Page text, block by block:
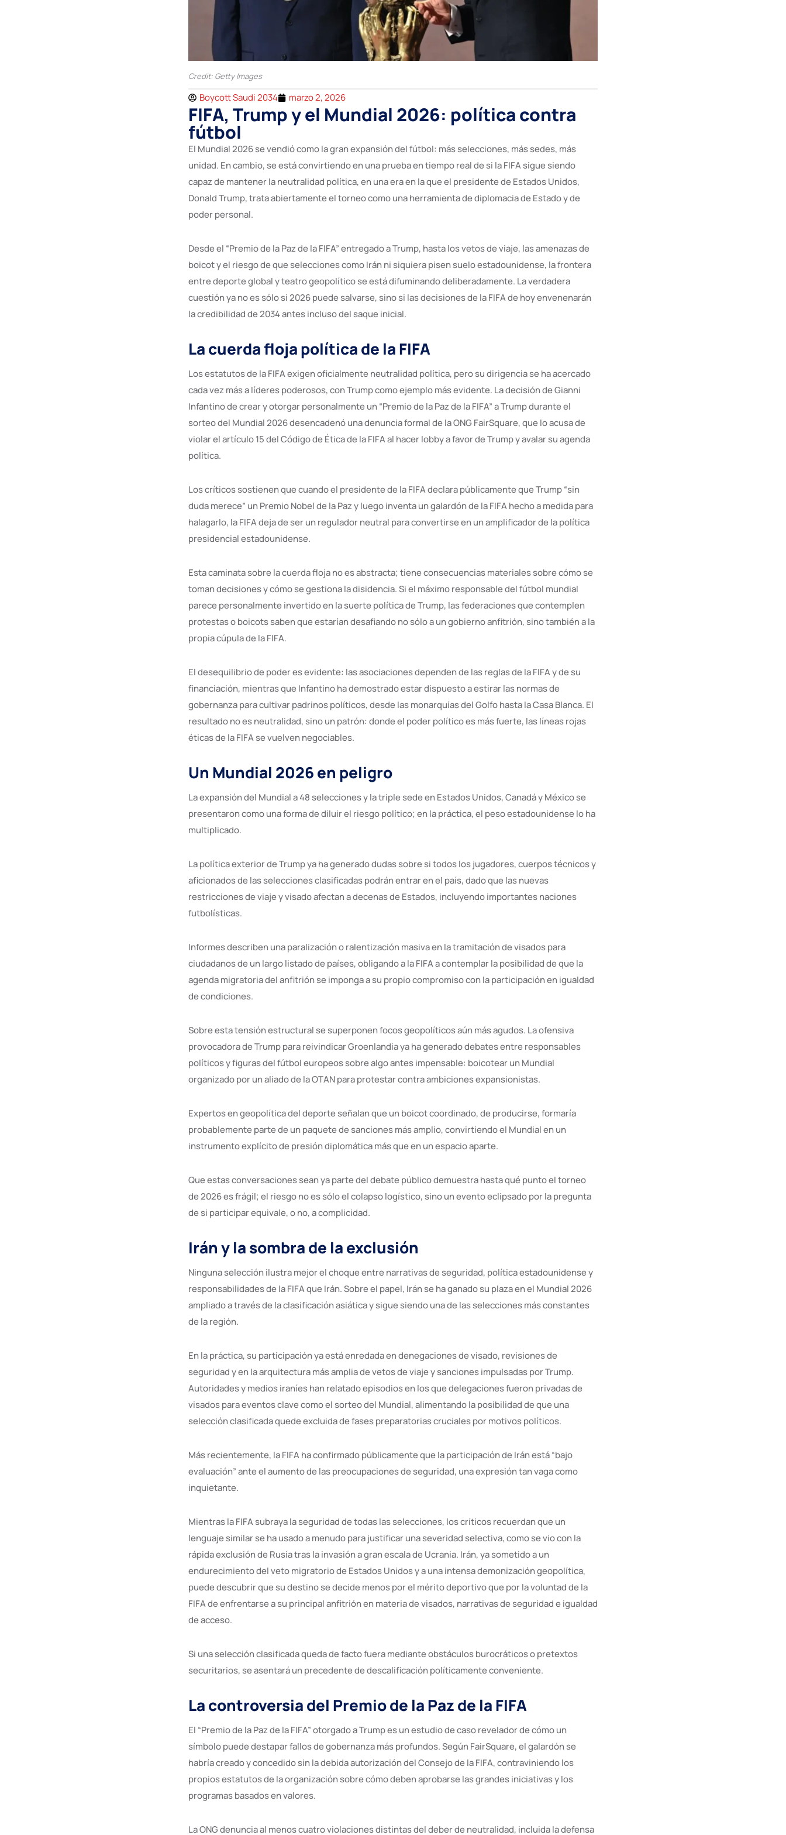
Credit: Getty Images
Boycott Saudi 2034 marzo 2, 2026
FIFA, Trump y el Mundial 2026: política contra
fútbol
El Mundial 2026 se vendió como la gran expansión del fútbol: más selecciones, más sedes, más
unidad. En cambio, se está convirtiendo en una prueba en tiempo real de si la FIFA sigue siendo
capaz de mantener la neutralidad política, en una era en la que el presidente de Estados Unidos,
Donald Trump, trata abiertamente el torneo como una herramienta de diplomacia de Estado y de
poder personal.
Desde el “Premio de la Paz de la FIFA” entregado a Trump, hasta los vetos de viaje, las amenazas de
boicot y el riesgo de que selecciones como Irán ni siquiera pisen suelo estadounidense, la frontera
entre deporte global y teatro geopolítico se está difuminando deliberadamente. La verdadera
cuestión ya no es sólo si 2026 puede salvarse, sino si las decisiones de la FIFA de hoy envenenarán
la credibilidad de 2034 antes incluso del saque inicial.
La cuerda floja política de la FIFA
Los estatutos de la FIFA exigen oficialmente neutralidad política, pero su dirigencia se ha acercado
cada vez más a líderes poderosos, con Trump como ejemplo más evidente. La decisión de Gianni
Infantino de crear y otorgar personalmente un “Premio de la Paz de la FIFA” a Trump durante el
sorteo del Mundial 2026 desencadenó una denuncia formal de la ONG FairSquare, que lo acusa de
violar el artículo 15 del Código de Ética de la FIFA al hacer lobby a favor de Trump y avalar su agenda
política.
Los críticos sostienen que cuando el presidente de la FIFA declara públicamente que Trump “sin
duda merece” un Premio Nobel de la Paz y luego inventa un galardón de la FIFA hecho a medida para
halagarlo, la FIFA deja de ser un regulador neutral para convertirse en un amplificador de la política
presidencial estadounidense.
Esta caminata sobre la cuerda floja no es abstracta; tiene consecuencias materiales sobre cómo se
toman decisiones y cómo se gestiona la disidencia. Si el máximo responsable del fútbol mundial
parece personalmente invertido en la suerte política de Trump, las federaciones que contemplen
protestas o boicots saben que estarían desafiando no sólo a un gobierno anfitrión, sino también a la
propia cúpula de la FIFA.
El desequilibrio de poder es evidente: las asociaciones dependen de las reglas de la FIFA y de su
financiación, mientras que Infantino ha demostrado estar dispuesto a estirar las normas de
gobernanza para cultivar padrinos políticos, desde las monarquías del Golfo hasta la Casa Blanca. El
resultado no es neutralidad, sino un patrón: donde el poder político es más fuerte, las líneas rojas
éticas de la FIFA se vuelven negociables.
Un Mundial 2026 en peligro
La expansión del Mundial a 48 selecciones y la triple sede en Estados Unidos, Canadá y México se
presentaron como una forma de diluir el riesgo político; en la práctica, el peso estadounidense lo ha
multiplicado.
La política exterior de Trump ya ha generado dudas sobre si todos los jugadores, cuerpos técnicos y
aficionados de las selecciones clasificadas podrán entrar en el país, dado que las nuevas
restricciones de viaje y visado afectan a decenas de Estados, incluyendo importantes naciones
futbolísticas.
Informes describen una paralización o ralentización masiva en la tramitación de visados para
ciudadanos de un largo listado de países, obligando a la FIFA a contemplar la posibilidad de que la
agenda migratoria del anfitrión se imponga a su propio compromiso con la participación en igualdad
de condiciones.
Sobre esta tensión estructural se superponen focos geopolíticos aún más agudos. La ofensiva
provocadora de Trump para reivindicar Groenlandia ya ha generado debates entre responsables
políticos y figuras del fútbol europeos sobre algo antes impensable: boicotear un Mundial
organizado por un aliado de la OTAN para protestar contra ambiciones expansionistas.
Expertos en geopolítica del deporte señalan que un boicot coordinado, de producirse, formaría
probablemente parte de un paquete de sanciones más amplio, convirtiendo el Mundial en un
instrumento explícito de presión diplomática más que en un espacio aparte.
Que estas conversaciones sean ya parte del debate público demuestra hasta qué punto el torneo
de 2026 es frágil; el riesgo no es sólo el colapso logístico, sino un evento eclipsado por la pregunta
de si participar equivale, o no, a complicidad.
Irán y la sombra de la exclusión
Ninguna selección ilustra mejor el choque entre narrativas de seguridad, política estadounidense y
responsabilidades de la FIFA que Irán. Sobre el papel, Irán se ha ganado su plaza en el Mundial 2026
ampliado a través de la clasificación asiática y sigue siendo una de las selecciones más constantes
de la región.
En la práctica, su participación ya está enredada en denegaciones de visado, revisiones de
seguridad y en la arquitectura más amplia de vetos de viaje y sanciones impulsadas por Trump.
Autoridades y medios iraníes han relatado episodios en los que delegaciones fueron privadas de
visados para eventos clave como el sorteo del Mundial, alimentando la posibilidad de que una
selección clasificada quede excluida de fases preparatorias cruciales por motivos políticos.
Más recientemente, la FIFA ha confirmado públicamente que la participación de Irán está “bajo
evaluación” ante el aumento de las preocupaciones de seguridad, una expresión tan vaga como
inquietante.
Mientras la FIFA subraya la seguridad de todas las selecciones, los críticos recuerdan que un
lenguaje similar se ha usado a menudo para justificar una severidad selectiva, como se vio con la
rápida exclusión de Rusia tras la invasión a gran escala de Ucrania. Irán, ya sometido a un
endurecimiento del veto migratorio de Estados Unidos y a una intensa demonización geopolítica,
puede descubrir que su destino se decide menos por el mérito deportivo que por la voluntad de la
FIFA de enfrentarse a su principal anfitrión en materia de visados, narrativas de seguridad e igualdad
de acceso.
Si una selección clasificada queda de facto fuera mediante obstáculos burocráticos o pretextos
securitarios, se asentará un precedente de descalificación políticamente conveniente.
La controversia del Premio de la Paz de la FIFA
El “Premio de la Paz de la FIFA” otorgado a Trump es un estudio de caso revelador de cómo un
símbolo puede destapar fallos de gobernanza más profundos. Según FairSquare, el galardón se
habría creado y concedido sin la debida autorización del Consejo de la FIFA, contraviniendo los
propios estatutos de la organización sobre cómo deben aprobarse las grandes iniciativas y los
programas basados en valores.
La ONG denuncia al menos cuatro violaciones distintas del deber de neutralidad, incluida la defensa